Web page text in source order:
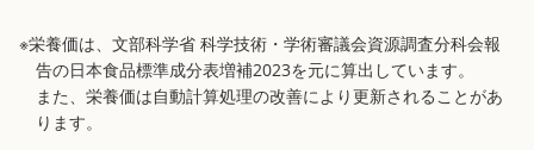
※栄養価は、文部科学省 科学技術・学術審議会資源調査分科会報
告の日本食品標準成分表増補2023を元に算出しています。
また、栄養価は自動計算処理の改善により更新されることがあ
ります。